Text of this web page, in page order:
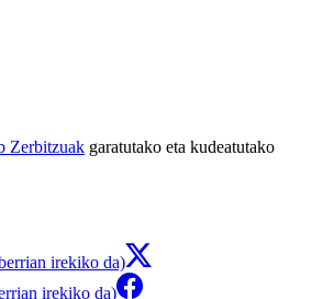
Zerbitzuak garatutako eta kudeatutako
irekiko da)
irekiko da)